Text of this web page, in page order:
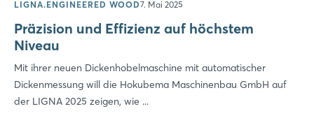
LIGNA.ENGINEERED WOOD7. Mai 2025
Präzision und Effizienz auf höchstem
Niveau
Mit ihrer neuen Dickenhobelmaschine mit automatischer
Dickenmessung will die Hokubema Maschinenbau GmbH auf
der LIGNA 2025 zeigen, wie ...